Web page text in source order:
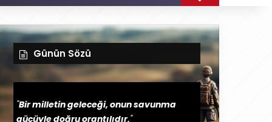
Günün Sözü
"Bir milletin geleceği, onun savunma
gücüyle doğru orantılıdır."